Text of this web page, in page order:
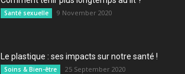
Santé sexuelle 9 November 2020
Le plastique : ses impacts sur notre santé !
Soins & Bien-être 25 September 2020